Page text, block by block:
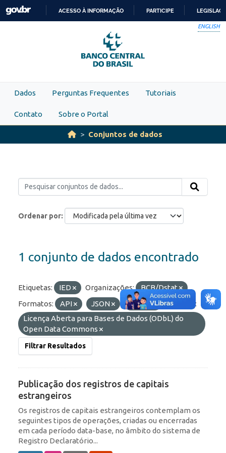
Skip to main content
PARA
O
CONTEÚDO
ACESSO À INFORMAÇÃO PARTICIPE
ENGLISH
Dados Perguntas Frequentes Tutoriais
Contato Sobre o Portal
Conjuntos de dados
Ordenar por
1 conjunto de dados encontrado
Etiquetas: IED Organizações:
BCB/Dstat
Formatos:
API JSON OData
Licenças:
Licença Aberta para Bases de Dados (ODbL) do
Open Data Commons
Filtrar Resultados
Publicação dos registros de capitais
estrangeiros
Os registros de capitais estrangeiros contemplam os
seguintes tipos de operações, criadas ou encerradas
em cada período data-base, no âmbito do sistema de
Registro Declaratório...